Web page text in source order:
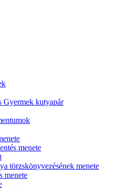
Gyermek kutyapár
menete
törzskönyvezésének menete
menete